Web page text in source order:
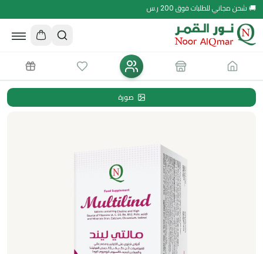
🚚 شحن مجاني للطلبات فوق 200 ر.س
صورة